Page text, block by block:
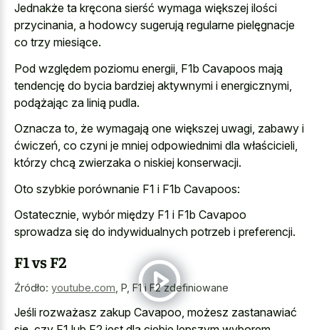
Jednakże ta kręcona sierść wymaga większej ilości
przycinania, a hodowcy sugerują regularne pielęgnacje
co trzy miesiące.
Pod względem poziomu energii, F1b Cavapoos mają
tendencję do bycia bardziej aktywnymi i energicznymi,
podążając za linią pudla.
Oznacza to, że wymagają one większej uwagi, zabawy i
ćwiczeń, co czyni je mniej odpowiednimi dla właścicieli,
którzy chcą zwierzaka o niskiej konserwacji.
Oto szybkie porównanie F1 i F1b Cavapoos:
Ostatecznie, wybór między F1 i F1b Cavapoo
sprowadza się do indywidualnych potrzeb i preferencji.
F1 vs F2
Źródło: youtube.com P, F1 i F2 zdefiniowane
Jeśli rozważasz zakup Cavapoo, możesz zastanawiać